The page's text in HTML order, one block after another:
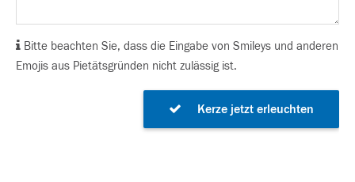
Bitte beachten Sie, dass die Eingabe von Smileys und anderen
Emojis aus Pietätsgründen nicht zulässig ist.
Kerze jetzt erleuchten